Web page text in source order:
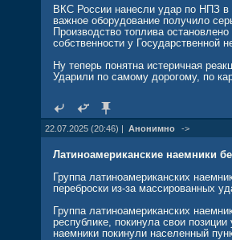
ВКС России нанесли удар по НПЗ в
важное оборудование получило
Производство топлива
собственности у Государственной
Ну теперь понятна истеричная
Ударили по самому дорогому, по
22.07.2025 (20:46) | Анонимно ->
Латиноамериканские наемники
Группа латиноамериканских
переброски из-за массированных
Группа латиноамериканских
республике, покинула свои
наемники покинули населенный